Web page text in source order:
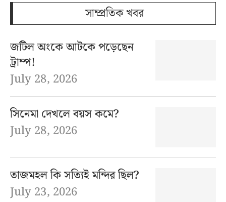
সাম্প্রতিক খবর
জটিল অংকে আটকে পড়েছেন
ট্রাম্প!
July 28, 2026
সিনেমা দেখলে বয়স কমে?
July 28, 2026
তাজমহল কি সত্যিই মন্দির ছিল?
July 23, 2026